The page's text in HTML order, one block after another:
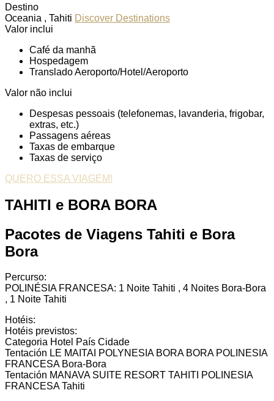
Destino
Oceania , Tahiti Discover Destinations
Valor inclui
Café da manhã
Hospedagem
Translado Aeroporto/Hotel/Aeroporto
Valor não inclui
Despesas pessoais (telefonemas, lavanderia, frigobar,
extras, etc.)
Passagens aéreas
Taxas de embarque
Taxas de serviço
QUERO ESSA VIAGEM!
TAHITI e BORA BORA
Pacotes de Viagens Tahiti e Bora
Bora
Percurso:
POLINÉSIA FRANCESA: 1 Noite Tahiti , 4 Noites Bora-Bora
, 1 Noite Tahiti
Hotéis:
Hotéis previstos:
Categoria Hotel País Cidade
Tentación LE MAITAI POLYNESIA BORA BORA POLINESIA
FRANCESA Bora-Bora
Tentación MANAVA SUITE RESORT TAHITI POLINESIA
FRANCESA Tahiti